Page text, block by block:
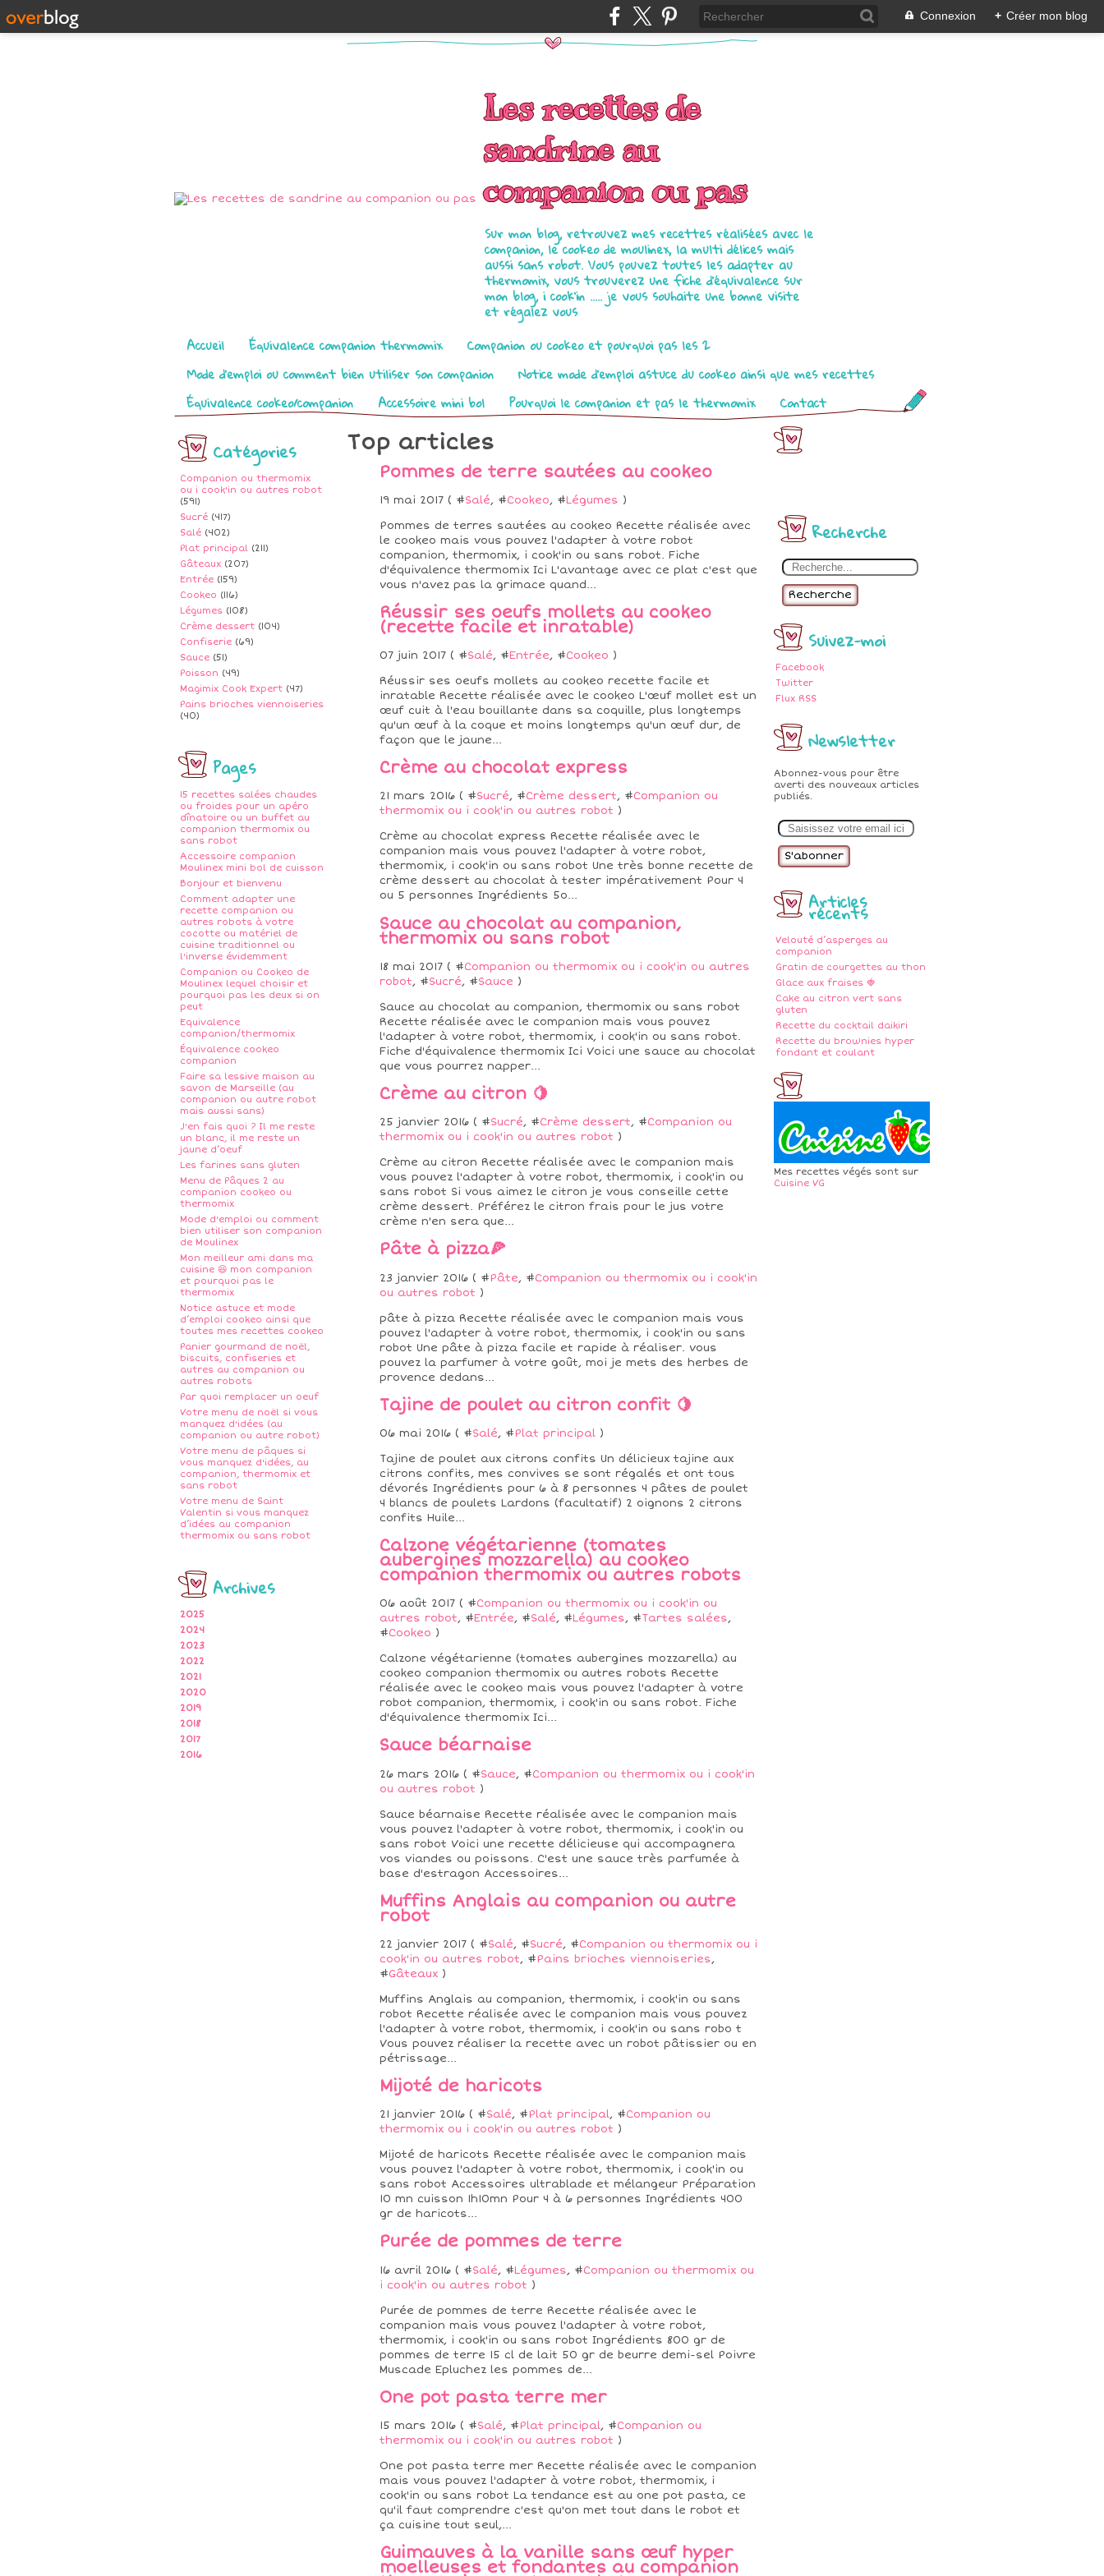
Connexion + Créer mon blog
Les recettes de
sandrine au
companion ou pas
Sur mon blog, retrouvez mes recettes réalisées avec le
companion, le cookeo de moulinex, la multi délices mais
aussi sans robot. Vous pouvez toutes les adapter au
thermomix, vous trouverez une fiche d'équivalence sur
mon blog, i cook'in ..... je vous souhaite une bonne visite
et régalez vous
Pages
Accueil Équivalence companion thermomix
Companion ou cookeo et pourquoi pas les 2
Mode d’emploi ou comment bien utiliser son companion
Notice mode d’emploi astuce du cookeo ainsi que mes recettes
Équivalence cookeo/companion
Accessoire mini bol Pourquoi le companion et pas le thermomix Contact
Catégories
Companion ou thermomix
ou i cook'in ou autres robot
(591)
Sucré (417)
Salé (402)
Plat principal (211)
Gâteaux (207)
Entrée (159)
Cookeo (116)
Légumes (108)
Crème dessert (104)
Confiserie (69)
Sauce (51)
Poisson (49)
Magimix Cook Expert (47)
Pains brioches viennoiseries
(40)
Pages
15 recettes salées chaudes
ou froides pour un apéro
dînatoire ou un buffet au
companion thermomix ou
sans robot
Accessoire companion
Moulinex mini bol de cuisson
Bonjour et bienvenu
Comment adapter une
recette companion ou
autres robots à votre
cocotte ou matériel de
cuisine traditionnel ou
l'inverse évidemment
Companion ou Cookeo de
Moulinex lequel choisir et
pourquoi pas les deux si on
peut
Equivalence
companion/thermomix
Équivalence cookeo
companion
Faire sa lessive maison au
savon de Marseille (au
companion ou autre robot
mais aussi sans)
J'en fais quoi ? Il me reste
un blanc, il me reste un
jaune d’oeuf
Les farines sans gluten
Menu de Pâques 2 au
companion cookeo ou
thermomix
Mode d'emploi ou comment
bien utiliser son companion
de Moulinex
Mon meilleur ami dans ma
cuisine 😆 mon companion
et pourquoi pas le
thermomix
Notice astuce et mode
d’emploi cookeo ainsi que
toutes mes recettes cookeo
Panier gourmand de noël,
biscuits, confiseries et
autres au companion ou
autres robots
Par quoi remplacer un oeuf
Votre menu de noël si vous
manquez d'idées (au
companion ou autre robot)
Votre menu de pâques si
vous manquez d'idées, au
companion, thermomix et
sans robot
Votre menu de Saint
Valentin si vous manquez
d’idées au companion
thermomix ou sans robot
Archives
2025
2024
2023
2022
2021
2020
2019
2018
2017
2016
Recherche
Recherche
Suivez-moi
Facebook
Twitter
Flux RSS
Newsletter
Abonnez-vous pour être
averti des nouveaux articles
publiés.
m
Articles
récents
Velouté d’asperges au
companion
Gratin de courgettes au thon
Glace aux fraises 🍓
Cake au citron vert sans
gluten
Recette du cocktail daikiri
Recette du brownies hyper
fondant et coulant
Mes recettes végés sont sur
Cuisine VG
Top articles
Pommes de terre sautées au cookeo
19 mai 2017 ( #Salé, #Cookeo, #Légumes )
Pommes de terres sautées au cookeo Recette réalisée avec
le cookeo mais vous pouvez l'adapter à votre robot
companion, thermomix, i cook'in ou sans robot. Fiche
d'équivalence thermomix Ici L'avantage avec ce plat c'est que
vous n'avez pas la grimace quand...
Réussir ses oeufs mollets au cookeo
(recette facile et inratable)
07 juin 2017 ( #Salé, #Entrée, #Cookeo )
Réussir ses oeufs mollets au cookeo recette facile et
inratable Recette réalisée avec le cookeo L'œuf mollet est un
œuf cuit à l'eau bouillante dans sa coquille, plus longtemps
qu'un œuf à la coque et moins longtemps qu'un œuf dur, de
façon que le jaune...
Crème au chocolat express
21 mars 2016 ( #Sucré, #Crème dessert, #Companion ou
thermomix ou i cook'in ou autres robot )
Crème au chocolat express Recette réalisée avec le
companion mais vous pouvez l'adapter à votre robot,
thermomix, i cook'in ou sans robot Une très bonne recette de
crème dessert au chocolat à tester impérativement Pour 4
ou 5 personnes Ingrédients 5o...
Sauce au chocolat au companion,
thermomix ou sans robot
18 mai 2017 ( #Companion ou thermomix ou i cook'in ou autres
robot, #Sucré, #Sauce )
Sauce au chocolat au companion, thermomix ou sans robot
Recette réalisée avec le companion mais vous pouvez
l'adapter à votre robot, thermomix, i cook'in ou sans robot.
Fiche d'équivalence thermomix Ici Voici une sauce au chocolat
que vous pourrez napper...
Crème au citron 🍋
25 janvier 2016 ( #Sucré, #Crème dessert, #Companion ou
thermomix ou i cook'in ou autres robot )
Crème au citron Recette réalisée avec le companion mais
vous pouvez l'adapter à votre robot, thermomix, i cook'in ou
sans robot Si vous aimez le citron je vous conseille cette
crème dessert. Préférez le citron frais pour le jus votre
crème n'en sera que...
Pâte à pizza🍕
23 janvier 2016 ( #Pâte, #Companion ou thermomix ou i cook'in
ou autres robot )
pâte à pizza Recette réalisée avec le companion mais vous
pouvez l'adapter à votre robot, thermomix, i cook'in ou sans
robot Une pâte à pizza facile et rapide à réaliser. vous
pouvez la parfumer à votre goût, moi je mets des herbes de
provence dedans...
Tajine de poulet au citron confit 🍋
06 mai 2016 ( #Salé, #Plat principal )
Tajine de poulet aux citrons confits Un délicieux tajine aux
citrons confits, mes convives se sont régalés et ont tous
dévorés Ingrédients pour 6 à 8 personnes 4 pâtes de poulet
4 blancs de poulets Lardons (facultatif) 2 oignons 2 citrons
confits Huile...
Calzone végétarienne (tomates
aubergines mozzarella) au cookeo
companion thermomix ou autres robots
06 août 2017 ( #Companion ou thermomix ou i cook'in ou
autres robot, #Entrée, #Salé, #Légumes, #Tartes salées,
#Cookeo )
Calzone végétarienne (tomates aubergines mozzarella) au
cookeo companion thermomix ou autres robots Recette
réalisée avec le cookeo mais vous pouvez l'adapter à votre
robot companion, thermomix, i cook'in ou sans robot. Fiche
d'équivalence thermomix Ici...
Sauce béarnaise
26 mars 2016 ( #Sauce, #Companion ou thermomix ou i cook'in
ou autres robot )
Sauce béarnaise Recette réalisée avec le companion mais
vous pouvez l'adapter à votre robot, thermomix, i cook'in ou
sans robot Voici une recette délicieuse qui accompagnera
vos viandes ou poissons. C'est une sauce très parfumée à
base d'estragon Accessoires...
Muffins Anglais au companion ou autre
robot
22 janvier 2017 ( #Salé, #Sucré, #Companion ou thermomix ou i
cook'in ou autres robot, #Pains brioches viennoiseries,
#Gâteaux )
Muffins Anglais au companion, thermomix, i cook'in ou sans
robot Recette réalisée avec le companion mais vous pouvez
l'adapter à votre robot, thermomix, i cook'in ou sans robo t
Vous pouvez réaliser la recette avec un robot pâtissier ou en
pétrissage...
Mijoté de haricots
21 janvier 2016 ( #Salé, #Plat principal, #Companion ou
thermomix ou i cook'in ou autres robot )
Mijoté de haricots Recette réalisée avec le companion mais
vous pouvez l'adapter à votre robot, thermomix, i cook'in ou
sans robot Accessoires ultrablade et mélangeur Préparation
10 mn cuisson 1h10mn Pour 4 à 6 personnes Ingrédients 400
gr de haricots...
Purée de pommes de terre
16 avril 2016 ( #Salé, #Légumes, #Companion ou thermomix ou
i cook'in ou autres robot )
Purée de pommes de terre Recette réalisée avec le
companion mais vous pouvez l'adapter à votre robot,
thermomix, i cook'in ou sans robot Ingrédients 800 gr de
pommes de terre 15 cl de lait 50 gr de beurre demi-sel Poivre
Muscade Epluchez les pommes de...
One pot pasta terre mer
15 mars 2016 ( #Salé, #Plat principal, #Companion ou
thermomix ou i cook'in ou autres robot )
One pot pasta terre mer Recette réalisée avec le companion
mais vous pouvez l'adapter à votre robot, thermomix, i
cook'in ou sans robot La tendance est au one pot pasta, ce
qu'il faut comprendre c'est qu'on met tout dans le robot et
ça cuisine tout seul,...
Guimauves à la vanille sans œuf hyper
moelleuses et fondantes au companion